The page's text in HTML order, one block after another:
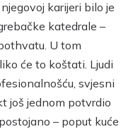
karijeri bilo je
katedrale –
U tom
će to koštati. Ljudi
svjesni
još jednom potvrdio
– poput kuće